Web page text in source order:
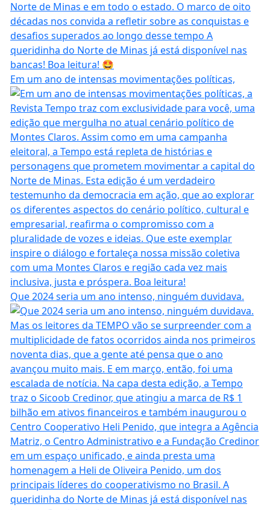
Em um ano de intensas movimentações políticas,
Que 2024 seria um ano intenso, ninguém duvidava.